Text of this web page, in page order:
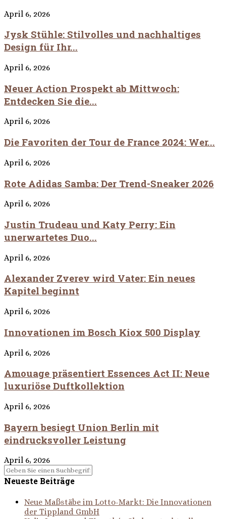
April 6, 2026
Jysk Stühle: Stilvolles und nachhaltiges
Design für Ihr...
April 6, 2026
Neuer Action Prospekt ab Mittwoch:
Entdecken Sie die...
April 6, 2026
Die Favoriten der Tour de France 2024: Wer...
April 6, 2026
Rote Adidas Samba: Der Trend-Sneaker 2026
April 6, 2026
Justin Trudeau und Katy Perry: Ein
unerwartetes Duo...
April 6, 2026
Alexander Zverev wird Vater: Ein neues
Kapitel beginnt
April 6, 2026
Innovationen im Bosch Kiox 500 Display
April 6, 2026
Amouage präsentiert Essences Act II: Neue
luxuriöse Duftkollektion
April 6, 2026
Bayern besiegt Union Berlin mit
eindrucksvoller Leistung
April 6, 2026
Neueste Beiträge
Neue Maßstäbe im Lotto-Markt: Die Innovationen
der Tippland GmbH